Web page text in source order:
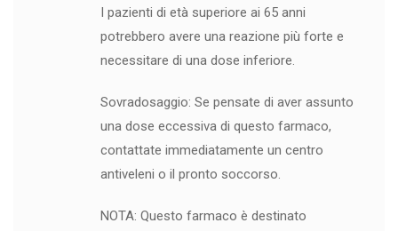
I pazienti di età superiore ai 65 anni
potrebbero avere una reazione più forte e
necessitare di una dose inferiore.
Sovradosaggio: Se pensate di aver assunto
una dose eccessiva di questo farmaco,
contattate immediatamente un centro
antiveleni o il pronto soccorso.
NOTA: Questo farmaco è destinato